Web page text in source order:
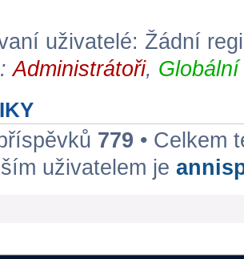
uživatelé: Žádní
Administrátoři,
779 • Celkem
uživatelem je